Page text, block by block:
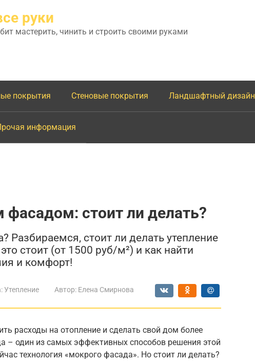
руки
мастерить, чинить и строить своими руками
покрытия Стеновые покрытия Ландшафтный дизайн
информация
стоит ли делать?
Разбираемся, стоит ли делать утепление
стоит (от 1500 руб/м²) и как найти
и комфорт!
Утепление Автор: Елена Смирнова
расходы на отопление и сделать свой дом более
– один из самых эффективных способов решения этой
технология «мокрого фасада». Но стоит ли делать?